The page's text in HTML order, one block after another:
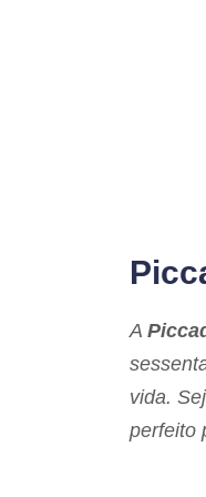
A
vida.
perfeito